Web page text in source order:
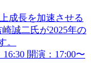
成長を加速させる
誠二氏が2025年の
。
開演：17:00〜